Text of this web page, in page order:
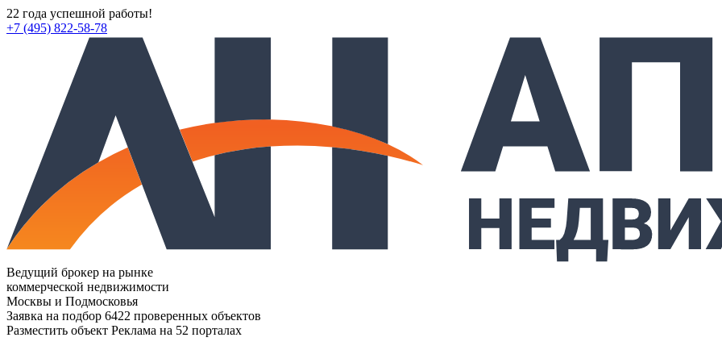
22 года успешной работы!
+7 (495) 822-58-78
Ведущий брокер на рынке
коммерческой недвижимости
Москвы и Подмосковья
Заявка на подбор 6422 проверенных объектов
Разместить объект Реклама на 52 порталах